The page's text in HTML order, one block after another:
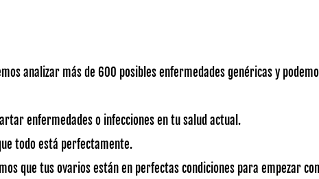
analizar más de 600 posibles enfermedades genéricas y
enfermedades o infecciones en tu salud actual.
todo está perfectamente.
que tus ovarios están en perfectas condiciones para empezar